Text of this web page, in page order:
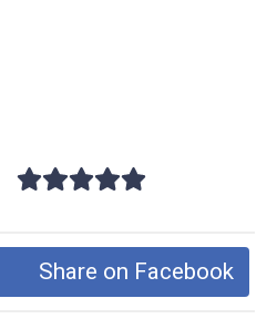
Share on Facebook